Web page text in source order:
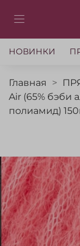
НОВИНКИ
Главная
Air (65% бэби
полиамид)